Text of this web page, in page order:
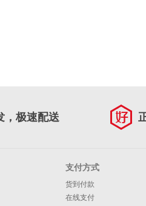
，极速配送
支付方式
货到付款
在线支付